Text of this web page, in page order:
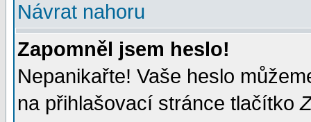
Návrat nahoru
Zapomněl jsem heslo!
Nepanikařte! Vaše heslo
na přihlašovací stránce tlačítko